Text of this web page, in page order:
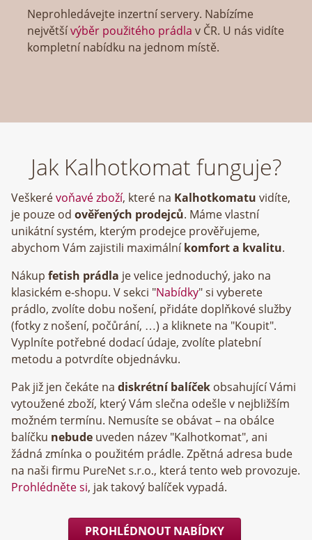
Neprohledávejte inzertní servery. Nabízíme
největšívýběr použitého prádla v ČR. U nás vidíte
kompletní nabídku na jednom místě.
Jak Kalhotkomat funguje?
Veškerévoňavé zboží, které na Kalhotkomatu vidíte,
je pouze od ověřených prodejců. Máme vlastní
unikátní systém, kterým prodejce prověřujeme,
abychom Vám zajistili maximálníkomfort a kvalitu.
Nákup fetish prádla je velice jednoduchý, jako na
klasickém e-shopu. V sekci "Nabídky" si vyberete
prádlo, zvolíte dobu nošení, přidáte doplňkové služby
(fotky z nošení, počůrání, …) a kliknete na "Koupit".
Vyplníte potřebné dodací údaje, zvolíte platební
metodu a potvrdíte objednávku.
Pak již jen čekáte na diskrétní balíček obsahující Vámi
vytoužené zboží, který Vám slečna odešle v nejbližším
možném termínu. Nemusíte se obávat – na obálce
balíčku nebude uveden název "Kalhotkomat", ani
žádná zmínka o použitém prádle. Zpětná adresa bude
na naši firmu
, která tento web provozuje.
Prohlédněte si, jak takový balíček vypadá.
PROHLÉDNOUT NABÍDKY